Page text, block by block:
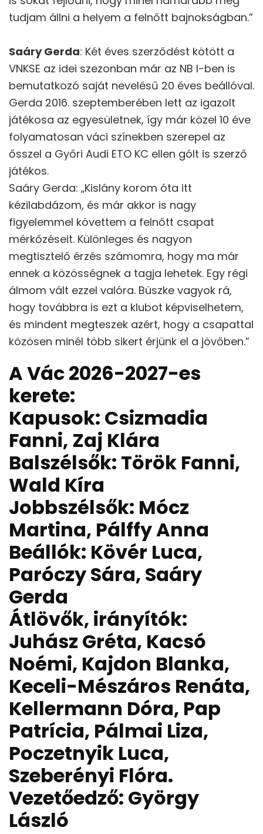
tudjam állni a helyem a felnőtt bajnokságban.”
Saáry Gerda: Két éves szerződést kötött a
VNKSE az idei szezonban már az NB I-ben is
bemutatkozó saját nevelésű 20 éves beállóval.
Gerda 2016. szeptemberében lett az igazolt
játékosa az egyesületnek, így már közel 10 éve
folyamatosan váci színekben szerepel az
ősszel a Győri Audi ETO KC ellen gólt is szerző
játékos.
Saáry Gerda: „Kislány korom óta itt
kézilabdázom, és már akkor is nagy
figyelemmel követtem a felnőtt csapat
mérkőzéseit. Különleges és nagyon
megtisztelő érzés számomra, hogy ma már
ennek a közösségnek a tagja lehetek. Egy régi
álmom vált ezzel valóra. Büszke vagyok rá,
hogy továbbra is ezt a klubot képviselhetem,
és mindent megteszek azért, hogy a csapattal
közösen minél több sikert érjünk el a jövőben.”
A Vác 2026-2027-es
kerete:
Kapusok: Csizmadia
Fanni, Zaj Klára
Balszélsők: Török Fanni,
Wald Kíra
Jobbszélsők: Mócz
Martina, Pálffy Anna
Beállók: Kövér Luca,
Paróczy Sára, Saáry
Gerda
Átlövők, irányítók:
Juhász Gréta, Kacsó
Noémi, Kajdon Blanka,
Keceli-Mészáros Renáta,
Kellermann Dóra, Pap
Patrícia, Pálmai Liza,
Poczetnyik Luca,
Szeberényi Flóra.
Vezetőedző: György
László